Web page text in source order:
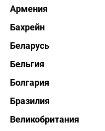
Армения
Бахрейн
Беларусь
Бельгия
Болгария
Бразилия
Великобритания